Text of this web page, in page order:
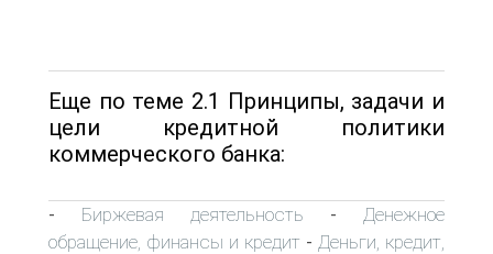
Еще по теме 2.1 Принципы, задачи и
цели кредитной политики
коммерческого банка:
- Биржевая деятельность - Денежное
обращение, финансы и кредит - Деньги, кредит,